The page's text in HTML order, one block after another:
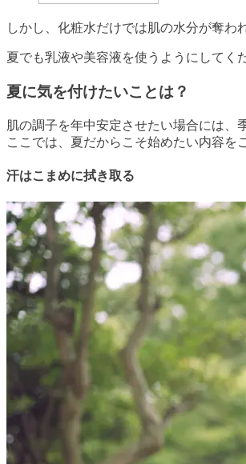
しかし、化粧水だけでは肌の水分が奪わ
夏でも乳液や美容液を使うようにしてく
夏に気を付けたいことは？
肌の調子を年中安定させたい場合には、
ここでは、夏だからこそ始めたい内容を
汗はこまめに拭き取る